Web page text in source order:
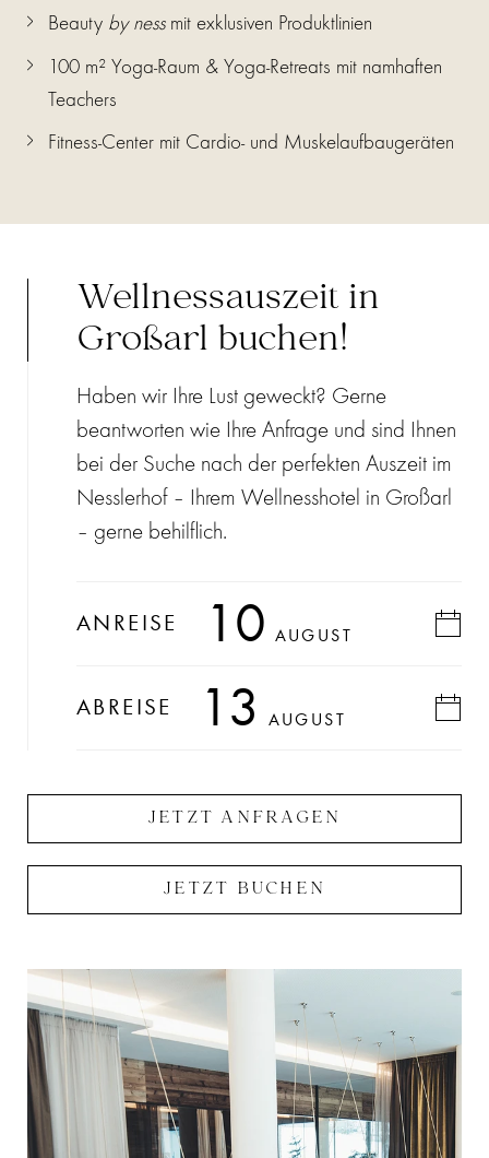
Beauty by nessmit exklusiven Produktlinien
100 m² Yoga-Raum & Yoga-Retreats mit namhaften
Teachers
Fitness-Center mit Cardio- und Muskelaufbaugeräten
Wellnessauszeit in
Großarl buchen!
Haben wir Ihre Lust geweckt? Gerne
beantworten wie Ihre Anfrage und sind Ihnen
bei der Suche nach der perfekten Auszeit im
Nesslerhof – Ihrem Wellnesshotel in Großarl
– gerne behilflich.
ANREISE 10 AUGUST
ABREISE 13 AUGUST
JETZT BUCHEN
JETZT ANFRAGEN